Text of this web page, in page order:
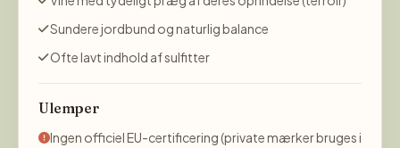
Sundere jordbund og naturlig balance
Ofte lavt indhold af sulfitter
Ulemper
Ingen officiel EU-certificering (private mærker bruges i